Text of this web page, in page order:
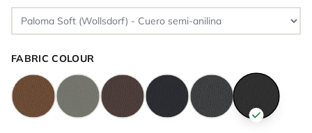
FABRIC COLOUR